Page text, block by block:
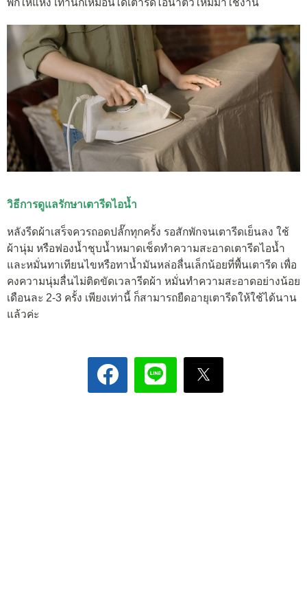
วิธีการดูแลรักษาเตารีดไอน้ำ
หลังรีดผ้าเสร็จควรถอดปลั๊กทุกครั้ง รอสักพักจนเตารีดเย็นลง ใช้
ผ้านุ่ม หรือฟองน้ำชุบน้ำหมาดเช็ดทำความสะอาดเตารีดไอน้ำ
และหมั่นทาเทียนไขหรือทาน้ำมันหล่อลื่นเล็กน้อยที่พื้นเตารีด เพื่อ
คงความนุ่มลื่นไม่ติดขัดเวลารีดผ้า หมั่นทำความสะอาดอย่างน้อย
เดือนละ 2-3 ครั้ง เพียงเท่านี้ ก็สามารถยืดอายุเตารีดให้ใช้ได้นาน
แล้วค่ะ